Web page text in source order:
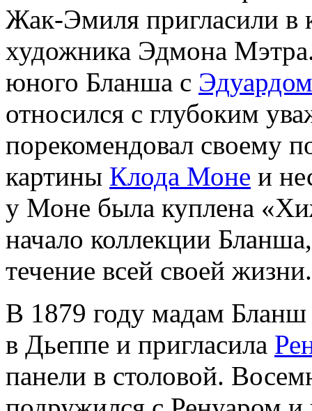
Жак-Эмиля пригласили в
художника Эдмона
юного Бланша с
относился с глубоким
порекомендовал своему
картины Клода Моне и
у Моне была куплена
начало коллекции
течение всей своей жизни.
В 1879 году мадам
в Дьеппе и пригласила
панели в столовой.